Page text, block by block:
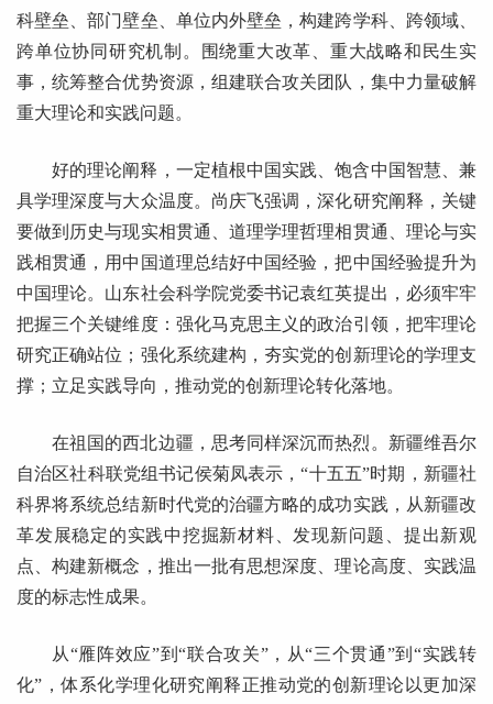
科壁垒、部门壁垒、单位内外壁垒，构建跨学科、跨领域、
跨单位协同研究机制。围绕重大改革、重大战略和民生实
事，统筹整合优势资源，组建联合攻关团队，集中力量破解
重大理论和实践问题。
好的理论阐释，一定植根中国实践、饱含中国智慧、兼
具学理深度与大众温度。尚庆飞强调，深化研究阐释，关键
要做到历史与现实相贯通、道理学理哲理相贯通、理论与实
践相贯通，用中国道理总结好中国经验，把中国经验提升为
中国理论。山东社会科学院党委书记袁红英提出，必须牢牢
把握三个关键维度：强化马克思主义的政治引领，把牢理论
研究正确站位；强化系统建构，夯实党的创新理论的学理支
撑；立足实践导向，推动党的创新理论转化落地。
在祖国的西北边疆，思考同样深沉而热烈。新疆维吾尔
自治区社科联党组书记侯菊凤表示，“十五五”时期，新疆社
科界将系统总结新时代党的治疆方略的成功实践，从新疆改
革发展稳定的实践中挖掘新材料、发现新问题、提出新观
点、构建新概念，推出一批有思想深度、理论高度、实践温
度的标志性成果。
从“雁阵效应”到“联合攻关”，从“三个贯通”到“实践转
化”，体系化学理化研究阐释正推动党的创新理论以更加深